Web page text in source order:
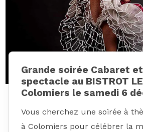
Grande soirée Cabaret
spectacle au BISTROT
Colomiers le samedi 6
Vous cherchez une soirée à
à Colomiers pour célébrer la